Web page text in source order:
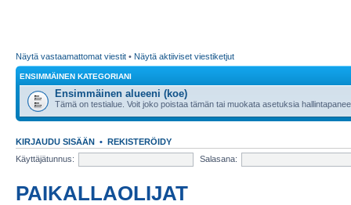
Näytä vastaamattomat viestit • Näytä aktiiviset viestiketjut
ENSIMMÄINEN KATEGORIANI
Ensimmäinen alueeni (koe)
Tämä on testialue. Voit joko poistaa tämän tai muokata asetuksia
KIRJAUDU SISÄÄN • REKISTERÖIDY
Käyttäjätunnus:
Salasana:
PAIKALLAOLIJAT